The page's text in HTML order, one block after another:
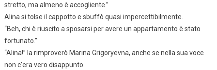
stretto, ma almeno è accogliente.”
Alina si tolse il cappotto e sbuffò quasi impercettibilmente.
“Beh, chi è riuscito a sposarsi per avere un appartamento è stato
fortunato.”
“Alina!” la rimproverò Marina Grigoryevna, anche se nella sua voce
non c’era vero disappunto.